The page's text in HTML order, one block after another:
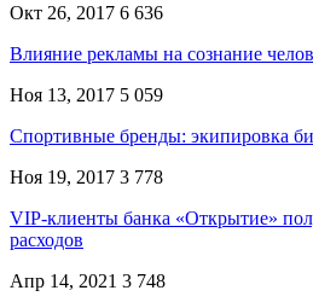
Окт 26, 2017 6 636
Влияние рекламы на сознание
Ноя 13, 2017 5 059
Спортивные бренды: экипировка
Ноя 19, 2017 3 778
VIP-клиенты банка «Открытие»
расходов
Апр 14, 2021 3 748